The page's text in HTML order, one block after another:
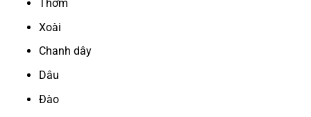
Thơm
Xoài
Chanh dây
Dâu
Đào